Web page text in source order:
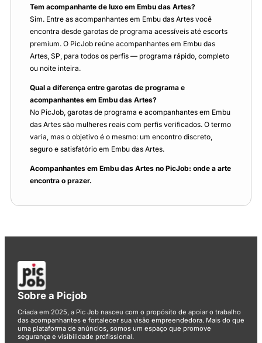
Tem acompanhante de luxo em Embu das Artes?
Sim. Entre as acompanhantes em Embu das Artes você
encontra desde garotas de programa acessíveis até escorts
premium. O PicJob reúne acompanhantes em Embu das
Artes, SP, para todos os perfis — programa rápido, completo
ou noite inteira.
Qual a diferença entre garotas de programa e
acompanhantes em Embu das Artes?
No PicJob, garotas de programa e acompanhantes em Embu
das Artes são mulheres reais com perfis verificados. O termo
varia, mas o objetivo é o mesmo: um encontro discreto,
seguro e satisfatório em Embu das Artes.
Acompanhantes em Embu das Artes no PicJob: onde a arte
encontra o prazer.
Sobre a Picjob
Criada em 2025, a Pic Job nasceu com o propósito de apoiar o trabalho
das acompanhantes e fortalecer sua visão empreendedora. Mais do que
uma plataforma de anúncios, somos um espaço que promove
segurança e visibilidade profissional.